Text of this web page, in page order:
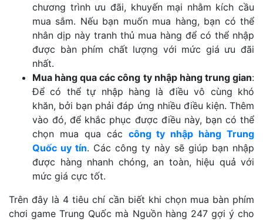
chương trình ưu đãi, khuyến mại nhằm kích cầu
mua sắm. Nếu bạn muốn mua hàng, bạn có thể
nhân dịp này tranh thủ mua hàng để có thể nhập
được bàn phím chất lượng với mức giá ưu đãi
nhất.
Mua hàng qua các công ty nhập hàng trung gian:
Để có thể tự nhập hàng là điều vô cùng khó
khăn, bởi bạn phải đáp ứng nhiều điều kiện. Thêm
vào đó, để khắc phục được điều này, bạn có thể
chọn mua qua các công ty nhập hàng Trung
Quốc uy tín. Các công ty này sẽ giúp bạn nhập
được hàng nhanh chóng, an toàn, hiệu quả với
mức giá cực tốt.
Trên đây là 4 tiêu chí cần biết khi chọn mua bàn phím
chơi game Trung Quốc mà Nguồn hàng 247 gợi ý cho